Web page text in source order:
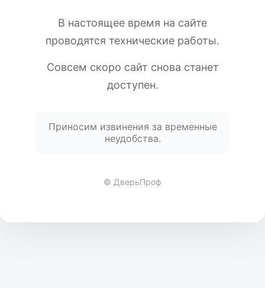
В настоящее время на сайте
проводятся технические работы.
Совсем скоро сайт снова станет
доступен.
Приносим извинения за временные
неудобства.
© ДверьПроф